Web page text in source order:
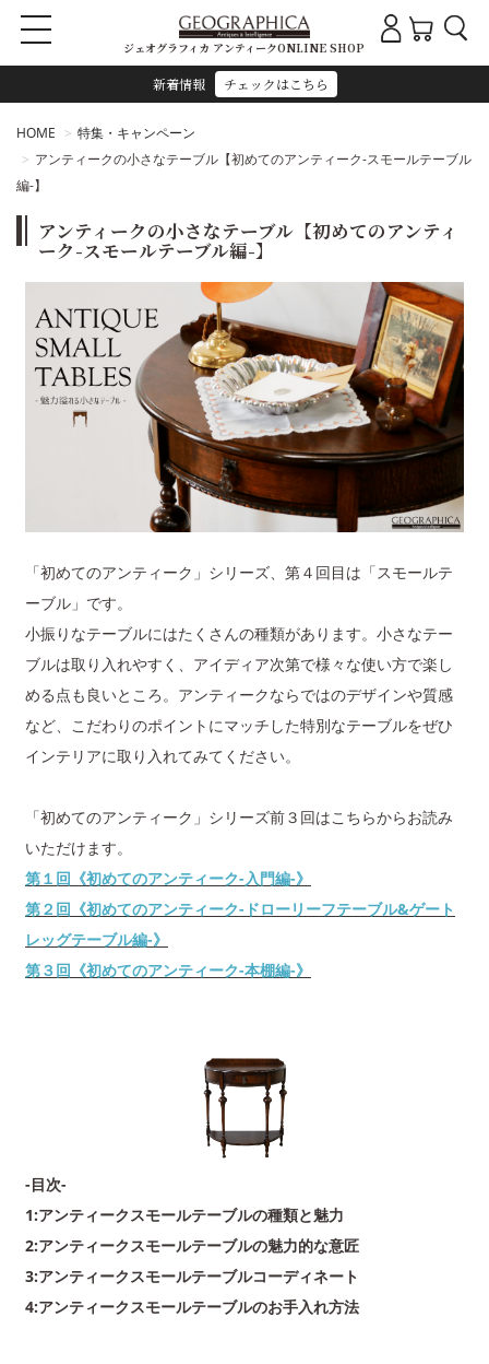
新着情報 チェックはこちら
ジェオグラフィカ アンティークONLINE SHOP
HOME
特集・キャンペーン
アンティークの小さなテーブル【初めてのアンティーク-スモールテーブル
編-】
アンティークの小さなテーブル【初めてのアンティ
ーク-スモールテーブル編-】
「初めてのアンティーク」シリーズ、第４回目は「スモールテ
ーブル」です。
小振りなテーブルにはたくさんの種類があります。小さなテー
ブルは取り入れやすく、アイディア次第で様々な使い方で楽し
める点も良いところ。アンティークならではのデザインや質感
など、こだわりのポイントにマッチした特別なテーブルをぜひ
インテリアに取り入れてみてください。
「初めてのアンティーク」シリーズ前３回はこちらからお読み
いただけます。
第１回《初めてのアンティーク-入門編-》
第２回《初めてのアンティーク-ドローリーフテーブル&ゲート
レッグテーブル編-》
第３回《初めてのアンティーク-本棚編-》
-目次-
1:アンティークスモールテーブルの種類と魅力
2:アンティークスモールテーブルの魅力的な意匠
3:アンティークスモールテーブルコーディネート
4:アンティークスモールテーブルのお手入れ方法